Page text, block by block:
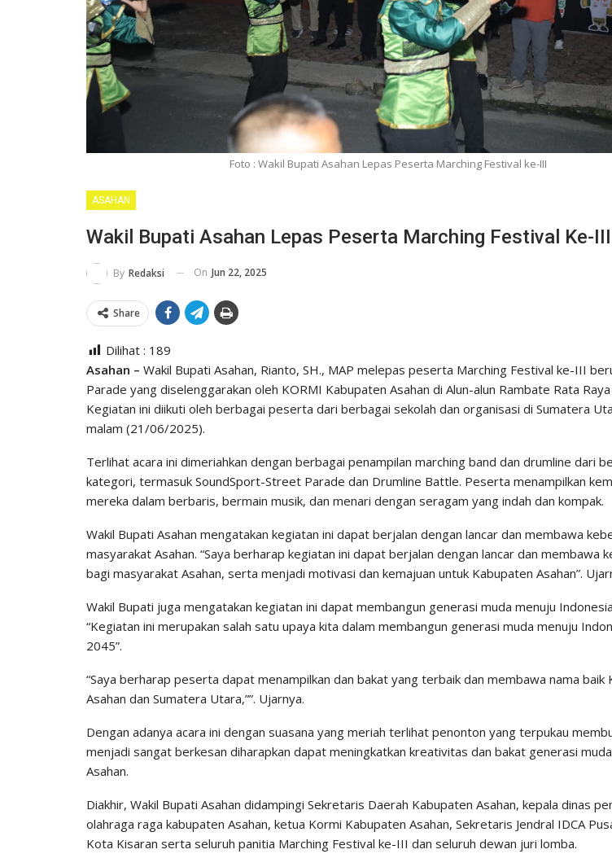
Foto : Wakil Bupati Asahan Lepas Peserta Marching Festival ke-III
ASAHAN
Wakil Bupati Asahan Lepas Peserta Marching Festival Ke-III
By Redaksi On Jun 22, 2025
Share
Dilihat : 189
Asahan – Wakil Bupati Asahan, Rianto, SH., MAP melepas peserta Marching Festival ke-III
Parade yang diselenggarakan oleh KORMI Kabupaten Asahan di Alun-alun Rambate Rata
Kegiatan ini diikuti oleh berbagai peserta dari berbagai sekolah dan organisasi di Sumatera
malam (21/06/2025).
Terlihat acara ini dimeriahkan dengan berbagai penampilan marching band dan drumline dari
kategori, termasuk SoundSport-Street Parade dan Drumline Battle. Peserta menampilkan
mereka dalam berbaris, bermain musik, dan menari dengan seragam yang indah dan kompak.
Wakil Bupati Asahan mengatakan kegiatan ini dapat berjalan dengan lancar dan membawa
masyarakat Asahan. “Saya berharap kegiatan ini dapat berjalan dengan lancar dan membawa
bagi masyarakat Asahan, serta menjadi motivasi dan kemajuan untuk Kabupaten Asahan”.
Wakil Bupati juga mengatakan kegiatan ini dapat membangun generasi muda menuju
“Kegiatan ini merupakan salah satu upaya kita dalam membangun generasi muda menuju
2045”.
“Saya berharap peserta dapat menampilkan dan bakat yang terbaik dan membawa nama baik
Asahan dan Sumatera Utara,””. Ujarnya.
Dengan adanya acara ini dengan suasana yang meriah terlihat penonton yang terpukau
menjadi sangat berkesan diharapkan dapat meningkatkan kreativitas dan bakat generasi
Asahan.
Diakhir, Wakil Bupati Asahan didampingi Sekretaris Daerah Kabupaten Asahan, kepala dinas
olahraga raga kabupaten Asahan, ketua Kormi Kabupaten Asahan, Sekretaris Jendral IDCA
Kota Kisaran serta seluruh panitia Marching Festival ke-III dan seluruh dewan juri lomba.